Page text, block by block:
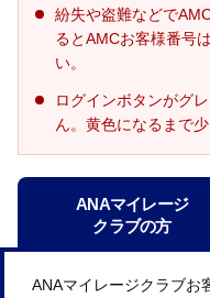
紛失や盗難などで
るとAMCお客様番号
い。
ログインボタンがグ
ん。黄色になるまで
ANAマイレージ
クラブの方
ANAマイレージクラブお